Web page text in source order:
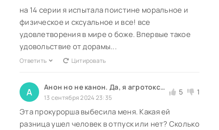
на 14 серии я испытала поистине моральное и
физическое и сксуальное и все! все
удовлетворения в мире о боже. Впервые такое
удовольствие от дорамы...
Ответить Цитировать
А Анон но не канон. Да, я агротоксик
13 сентября 2024 23:35
5 1
Эта прокурорша выбесила меня. Какая ей
разница ушел человек в отпуск или нет? Сколько